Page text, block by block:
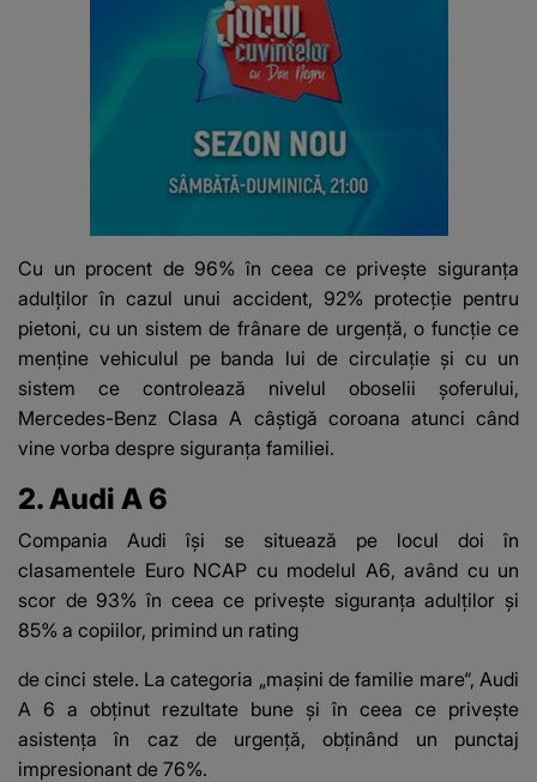
Cu un procent de 96% în ceea ce privește siguranța
adulților în cazul unui accident, 92% protecție pentru
pietoni, cu un sistem de frânare de urgență, o funcție ce
menține vehiculul pe banda lui de circulație și cu un
sistem ce controlează nivelul oboselii șoferului,
Mercedes-Benz Clasa A câștigă coroana atunci când
vine vorba despre siguranța familiei.
2. Audi A 6
Compania Audi își se situează pe locul doi în
clasamentele Euro NCAP cu modelul A6, având cu un
scor de 93% în ceea ce privește siguranța adulților și
85% a copiilor, primind un rating
de cinci stele. La categoria „mașini de familie mare“, Audi
A 6 a obținut rezultate bune și în ceea ce privește
asistența în caz de urgență, obținând un punctaj
impresionant de 76%.